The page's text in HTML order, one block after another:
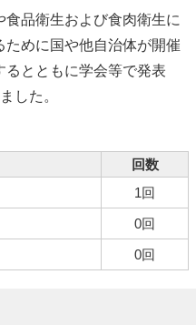
品衛生および食肉衛生に
めに国や他自治体が開催
とともに学会等で発表
した。
回数
1回
0回
0回